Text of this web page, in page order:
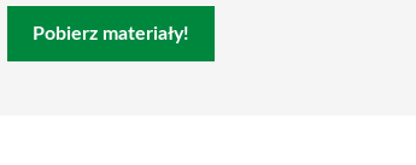
Pobierz materiały!